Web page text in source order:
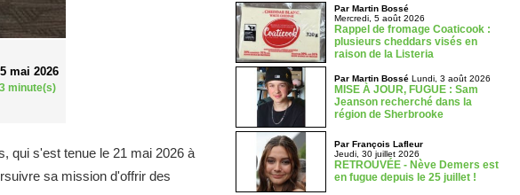
mai 2026
minute(s)
qui s'est tenue le 21 mai 2026 à
sa mission d'offrir des
Par Martin Bossé
Mercredi, 5 août 2026
Rappel de fromage Coaticook :
plusieurs cheddars visés en
raison de la Listeria
Par Martin Bossé Lundi, 3 août 2026
MISE À JOUR, FUGUE : Sam
Jeanson recherché dans la
région de Sherbrooke
Par François Lafleur
Jeudi, 30 juillet 2026
RETROUVÉE - Nève Demers est
en fugue depuis le 25 juillet !